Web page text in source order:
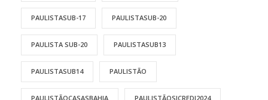
PAULISTASUB-17 PAULISTASUB-20
PAULISTA SUB-20 PAULISTASUB13
PAULISTASUB14 PAULISTÃO
PAULISTÃOCASASBAHIA PAULISTÃOSICREDI2024